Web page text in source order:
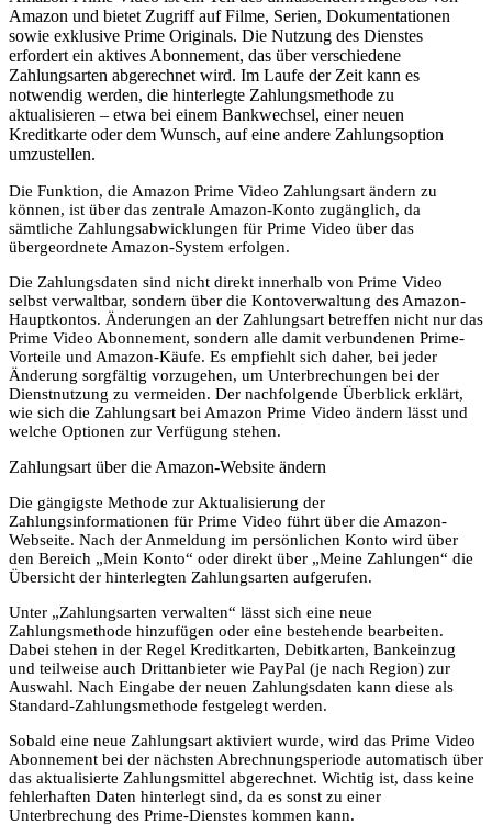
Amazon und bietet Zugriff auf Filme, Serien, Dokumentationen
sowie exklusive Prime Originals. Die Nutzung des Dienstes
erfordert ein aktives Abonnement, das über verschiedene
Zahlungsarten abgerechnet wird. Im Laufe der Zeit kann es
notwendig werden, die hinterlegte Zahlungsmethode zu
aktualisieren – etwa bei einem Bankwechsel, einer neuen
Kreditkarte oder dem Wunsch, auf eine andere Zahlungsoption
umzustellen.
Die Funktion, die Amazon Prime Video Zahlungsart ändern zu
können, ist über das zentrale Amazon-Konto zugänglich, da
sämtliche Zahlungsabwicklungen für Prime Video über das
übergeordnete Amazon-System erfolgen.
Die Zahlungsdaten sind nicht direkt innerhalb von Prime Video
selbst verwaltbar, sondern über die Kontoverwaltung des Amazon-
Hauptkontos. Änderungen an der Zahlungsart betreffen nicht nur das
Prime Video Abonnement, sondern alle damit verbundenen Prime-
Vorteile und Amazon-Käufe. Es empfiehlt sich daher, bei jeder
Änderung sorgfältig vorzugehen, um Unterbrechungen bei der
Dienstnutzung zu vermeiden. Der nachfolgende Überblick erklärt,
wie sich die Zahlungsart bei Amazon Prime Video ändern lässt und
welche Optionen zur Verfügung stehen.
Zahlungsart über die Amazon-Website ändern
Die gängigste Methode zur Aktualisierung der
Zahlungsinformationen für Prime Video führt über die Amazon-
Webseite. Nach der Anmeldung im persönlichen Konto wird über
den Bereich „Mein Konto“ oder direkt über „Meine Zahlungen“ die
Übersicht der hinterlegten Zahlungsarten aufgerufen.
Unter „Zahlungsarten verwalten“ lässt sich eine neue
Zahlungsmethode hinzufügen oder eine bestehende bearbeiten.
Dabei stehen in der Regel Kreditkarten, Debitkarten, Bankeinzug
und teilweise auch Drittanbieter wie PayPal (je nach Region) zur
Auswahl. Nach Eingabe der neuen Zahlungsdaten kann diese als
Standard-Zahlungsmethode festgelegt werden.
Sobald eine neue Zahlungsart aktiviert wurde, wird das Prime Video
Abonnement bei der nächsten Abrechnungsperiode automatisch über
das aktualisierte Zahlungsmittel abgerechnet. Wichtig ist, dass keine
fehlerhaften Daten hinterlegt sind, da es sonst zu einer
Unterbrechung des Prime-Dienstes kommen kann.